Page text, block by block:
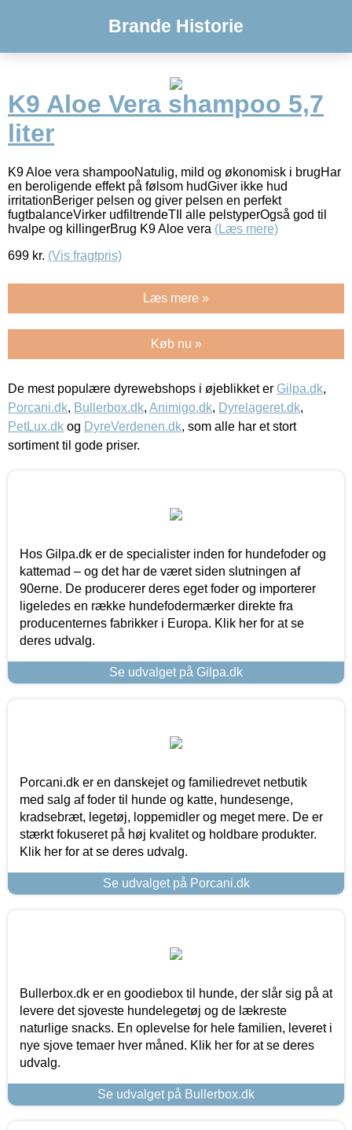
Brande Historie
K9 Aloe Vera shampoo 5,7
liter
K9 Aloe vera shampooNatulig, mild og økonomisk i brugHar
en beroligende effekt på følsom hudGiver ikke hud
irritationBeriger pelsen og giver pelsen en perfekt
fugtbalanceVirker udfiltrendeTIl alle pelstyperOgså god til
hvalpe og killingerBrug K9 Aloe vera (Læs mere)
699 kr. (Vis fragtpris)
Læs mere »
Køb nu »
De mest populære dyrewebshops i øjeblikket er Gilpa.dk,
Porcani.dk, Bullerbox.dk, Animigo.dk, Dyrelageret.dk,
PetLux.dk og DyreVerdenen.dk, som alle har et stort
sortiment til gode priser.
Hos Gilpa.dk er de specialister inden for hundefoder og
kattemad – og det har de været siden slutningen af
90erne. De producerer deres eget foder og importerer
ligeledes en række hundefodermærker direkte fra
producenternes fabrikker i Europa. Klik her for at se
deres udvalg.
Se udvalget på Gilpa.dk
Porcani.dk er en danskejet og familiedrevet netbutik
med salg af foder til hunde og katte, hundesenge,
kradsebræt, legetøj, loppemidler og meget mere. De er
stærkt fokuseret på høj kvalitet og holdbare produkter.
Klik her for at se deres udvalg.
Se udvalget på Porcani.dk
Bullerbox.dk er en goodiebox til hunde, der slår sig på at
levere det sjoveste hundelegetøj og de lækreste
naturlige snacks. En oplevelse for hele familien, leveret i
nye sjove temaer hver måned. Klik her for at se deres
udvalg.
Se udvalget på Bullerbox.dk